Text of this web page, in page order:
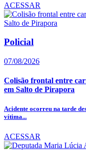
ACESSAR
Policial
07/08/2026
Colisão frontal entre
em Salto de Pirapora
Acidente ocorreu na tarde
vítima...
ACESSAR